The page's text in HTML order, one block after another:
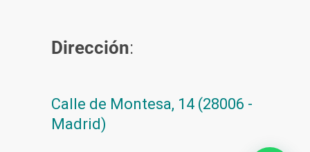
Dirección:
Calle de Montesa, 14 (28006 -
Madrid)